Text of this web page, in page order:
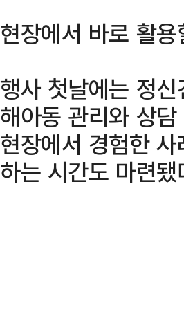
현장에서 바로 활
행사 첫날에는 정
해아동 관리와 상
현장에서 경험한
하는 시간도 마련됐